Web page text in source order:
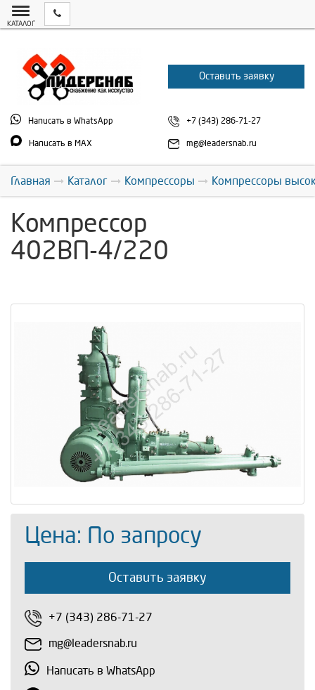
КАТАЛОГ
Оставить заявку
Написать в WhatsApp
Написать в MAX
+7 (343) 286-71-27
mg@leadersnab.ru
Главная Каталог Компрессоры Компрессоры
Компрессор
402ВП-4/220
Цена: По запросу
Оставить заявку
+7 (343) 286-71-27
mg@leadersnab.ru
Написать в WhatsApp